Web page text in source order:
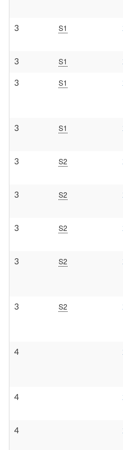
3 S1
3 S1
3 S1
3 S1
3 S2
3 S2
3 S2
3 S2
3 S2
4
4
4